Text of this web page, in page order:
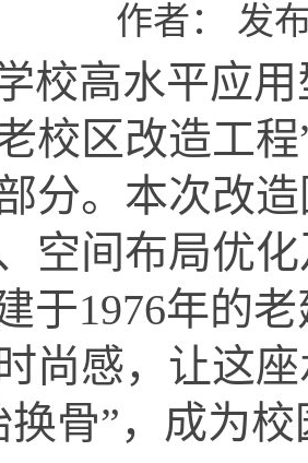
作者： 发
校高水平应
校区改造工
分。本次改
空间布局优
于1976年的
尚感，让这
换骨”，成为